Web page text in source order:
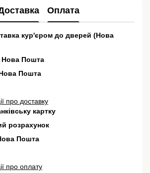
Оплата
кур'єром до дверей (Нова
Нова Пошта
Пошта
про доставку
картку
розрахунок
Пошта
про оплату